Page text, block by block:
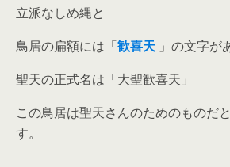
立派なしめ縄と
鳥居の扁額には「歓喜天 」の文字が
聖天の正式名は「大聖歓喜天」
この鳥居は聖天さんのためのものだ
す。